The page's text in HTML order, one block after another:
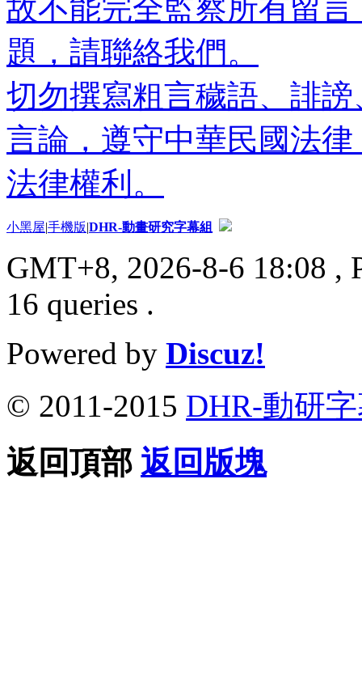
故不能完全監察所有留
題，請聯絡我們。
切勿撰寫粗言穢語、誹
言論，遵守中華民國法
法律權利。
小黑屋|手機版|DHR-動畫研究字幕組
GMT+8, 2026-8-6 18:08 ,
16 queries .
Powered by Discuz!
© 2011-2015 DHR-動研
返回頂部 返回版塊